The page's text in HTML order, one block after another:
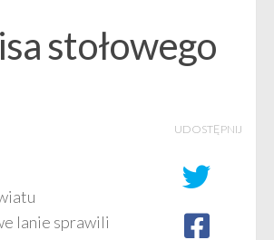
stołowego
lanie sprawili
UDOSTĘPNIJ